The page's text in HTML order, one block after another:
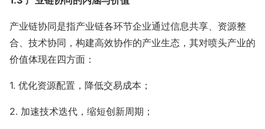
产业链协同是指产业链各环节企业通过信息共享、资源整
合、技术协同，构建高效协作的产业生态，其对喷头产业的
价值体现在四方面：
1. 优化资源配置，降低交易成本；
2. 加速技术迭代，缩短创新周期；